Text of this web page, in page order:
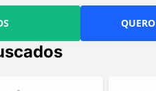
Diâmetro x
as pinturas metálicas
nos anos 60, a família
e refinamento,